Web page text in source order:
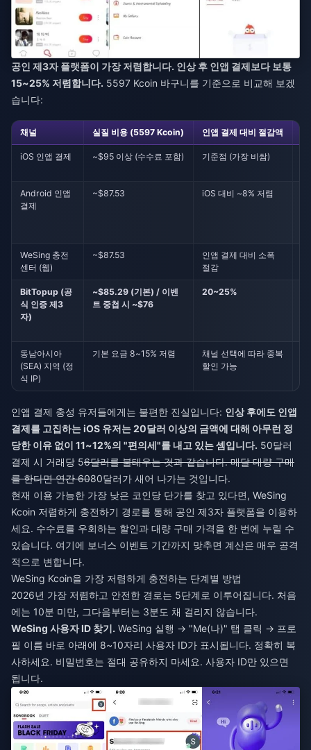
공인 제3자 플랫폼이 가장 저렴합니다. 인상 후 인앱 결제보다 보통
15~25% 저렴합니다. 5597 Kcoin 바구니를 기준으로 비교해 보겠
습니다:
채널 실질 비용 (5597 Kcoin) 인앱 결제 대비 절감액
iOS 인앱 결제 ~$95 이상 (수수료 포함) 기준점 (가장 비쌈)
Android 인앱
결제
~$87.53 iOS 대비 ~8% 저렴
WeSing 충전
센터 (웹)
~$87.53
인앱 결제 대비 소폭
절감
BitTopup (공
식 인증 제3
자)
~$85.29 (기본) / 이벤
트 중첩 시 ~$76
20~25%
동남아시아
(SEA) 지역 (정
식 IP)
기본 요금 8~15% 저렴
채널 선택에 따라 중복
할인 가능
인앱 결제 충성 유저들에게는 불편한 진실입니다: 인상 후에도 인앱
결제를 고집하는 iOS 유저는 20달러 이상의 금액에 대해 아무런 정
당한 이유 없이 11~12%의 "편의세"를 내고 있는 셈입니다. 50달러
결제 시 거래당 56달러를 불태우는 것과 같습니다. 매달 대량 구매
를 한다면 연간 6080달러가 새어 나가는 것입니다.
현재 이용 가능한 가장 낮은 코인당 단가를 찾고 있다면, WeSing
Kcoin 저렴하게 충전하기 경로를 통해 공인 제3자 플랫폼을 이용하
세요. 수수료를 우회하는 할인과 대량 구매 가격을 한 번에 누릴 수
있습니다. 여기에 보너스 이벤트 기간까지 맞추면 계산은 매우 공격
적으로 변합니다.
WeSing Kcoin을 가장 저렴하게 충전하는 단계별 방법
2026년 가장 저렴하고 안전한 경로는 5단계로 이루어집니다. 처음
에는 10분 미만, 그다음부터는 3분도 채 걸리지 않습니다.
WeSing 사용자 ID 찾기. WeSing 실행 → "Me(나)" 탭 클릭 → 프로
필 이름 바로 아래에 8~10자리 사용자 ID가 표시됩니다. 정확히 복
사하세요. 비밀번호는 절대 공유하지 마세요. 사용자 ID만 있으면
됩니다.